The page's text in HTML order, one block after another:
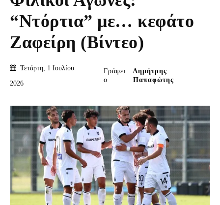
“Ντόρτια” με… κεφάτο
Ζαφείρη (Βίντεο)
Τετάρτη, 1 Ιουλίου
2026
Γράφει
ο
Δημήτρης
Παπαφώτης